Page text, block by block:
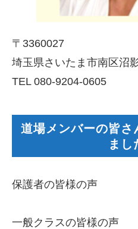
〒3360027
埼玉県さいたま市南区沼
TEL 080-9204-0605
道場メンバーの皆さ
まし
保護者の皆様の声
一般クラスの皆様の声